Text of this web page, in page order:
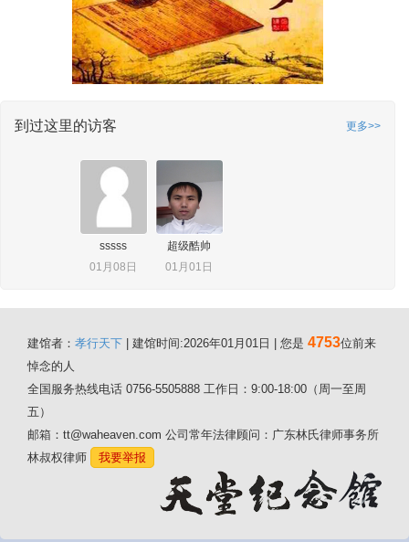
到过这里的访客 更多>>
sssss
01月08日
超级酷帅
01月01日
建馆者： 孝行天下 | 建馆时间:2026年01月01日 | 您是 4753位前来
悼念的人
全国服务热线电话 0756-5505888 工作日：9:00-18:00（周一至周
五）
邮箱：tt@waheaven.com 公司常年法律顾问：广东林氏律师事务所
林叔权律师
我要举报